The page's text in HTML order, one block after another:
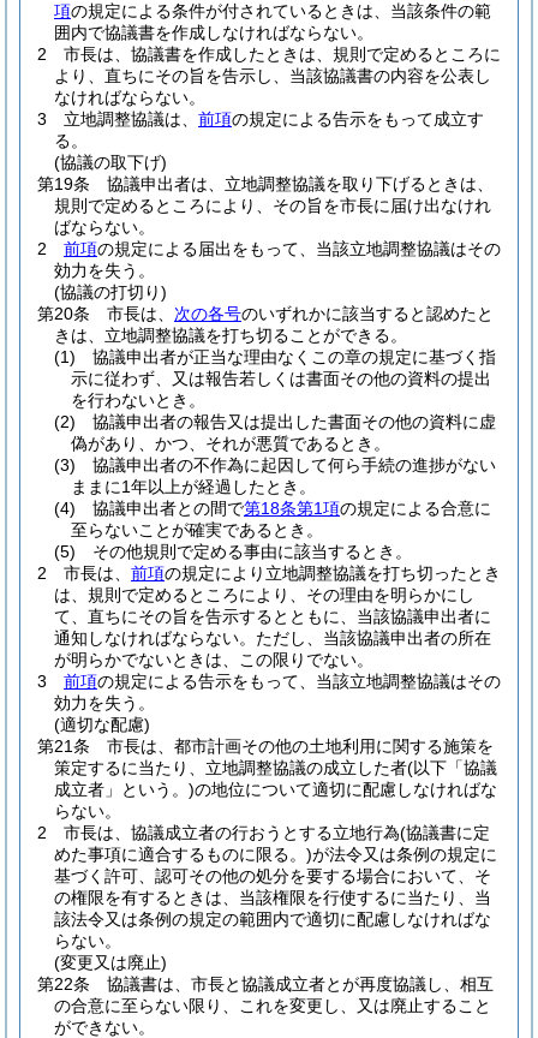
項の規定による条件が付されているときは、当該条件の範
囲内で協議書を作成しなければならない。
2
市長は、協議書を作成したときは、規則で定めるところに
より、直ちにその旨を告示し、当該協議書の内容を公表し
なければならない。
3
立地調整協議は、 前項の規定による告示をもって成立す
る。
(協議の取下げ)
第19条
協議申出者は、立地調整協議を取り下げるときは、
規則で定めるところにより、その旨を市長に届け出なけれ
ばならない。
2
前項の規定による届出をもって、当該立地調整協議はその
効力を失う。
(協議の打切り)
第20条
市長は、 次の各号のいずれかに該当すると認めたと
きは、立地調整協議を打ち切ることができる。
(1)
協議申出者が正当な理由なくこの章の規定に基づく指
示に従わず、又は報告若しくは書面その他の資料の提出
を行わないとき。
(2)
協議申出者の報告又は提出した書面その他の資料に虚
偽があり、かつ、それが悪質であるとき。
(3)
協議申出者の不作為に起因して何ら手続の進捗がない
ままに1年以上が経過したとき。
(4)
協議申出者との間で第18条第1項の規定による合意に
至らないことが確実であるとき。
(5)
その他規則で定める事由に該当するとき。
2
市長は、 前項の規定により立地調整協議を打ち切ったとき
は、規則で定めるところにより、その理由を明らかにし
て、直ちにその旨を告示するとともに、当該協議申出者に
通知しなければならない。 ただし、当該協議申出者の所在
が明らかでないときは、この限りでない。
3
前項の規定による告示をもって、当該立地調整協議はその
効力を失う。
(適切な配慮)
第21条
市長は、都市計画その他の土地利用に関する施策を
策定するに当たり、立地調整協議の成立した者(以下「協議
成立者」という。)の地位について適切に配慮しなければな
らない。
2
市長は、協議成立者の行おうとする立地行為(協議書に定
めた事項に適合するものに限る。)が法令又は条例の規定に
基づく許可、認可その他の処分を要する場合において、そ
の権限を有するときは、当該権限を行使するに当たり、当
該法令又は条例の規定の範囲内で適切に配慮しなければな
らない。
(変更又は廃止)
第22条
協議書は、市長と協議成立者とが再度協議し、相互
の合意に至らない限り、これを変更し、又は廃止すること
ができない。